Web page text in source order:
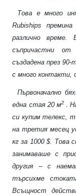
Това е много
Rubiships
различно време.
съпричастни
създадена през 90-
с много контакти,
Първоначално
една стая 20 м2
си купим телекс,
на третия месец
кг за 1000 $. Това
занимаваше с
другия – с
търсихме
Всъщност